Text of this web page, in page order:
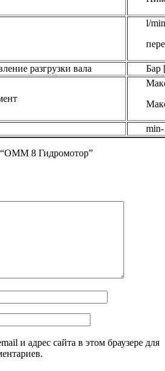
l/
разгрузки вала Бар
8 Гидромотор”
и адрес сайта в этом браузере для